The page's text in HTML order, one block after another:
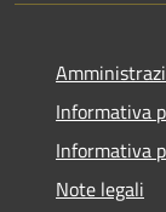
Informativa
Informativa
Note legali